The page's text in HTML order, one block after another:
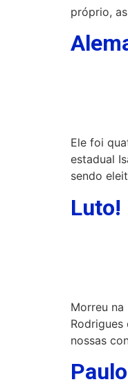
próprio,
Ele foi
estadual
sendo
Luto!
Morreu
nossas